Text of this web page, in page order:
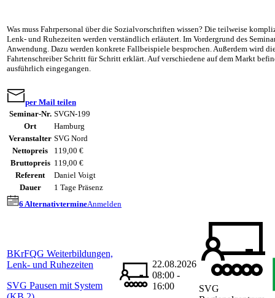
Was muss Fahrpersonal über die Sozialvorschriften wissen? Die teilweise
Lenk- und Ruhezeiten werden verständlich erläutert. Im Vordergrund des
Anwendung. Dazu werden konkrete Fallbeispiele besprochen. Außerdem wird
Fahrtenschreiber Schritt für Schritt erklärt. Auf verschiedene auf dem Markt
ausführlich eingegangen.
per Mail teilen
Seminar-Nr. SVGN-199
Ort
Hamburg
Veranstalter SVG Nord
Nettopreis
119,00 €
Bruttopreis 119,00 €
Referent
Daniel Voigt
Dauer
1 Tage Präsenz
6 AlternativtermineAnmelden
BKrFQG Weiterbildungen,
Lenk- und Ruhezeiten
SVG Pausen mit System
22.08.2026
08:00 -
16:00
SVG